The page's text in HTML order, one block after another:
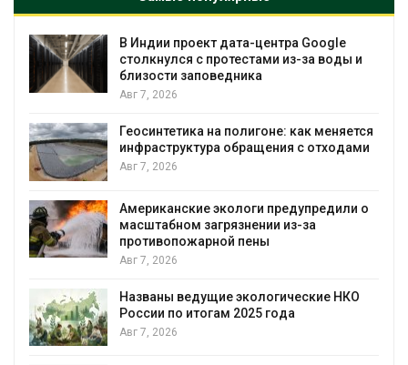
В Индии проект дата-центра Google
столкнулся с протестами из-за воды и
близости заповедника
Авг 7, 2026
Геосинтетика на полигоне: как меняется
инфраструктура обращения с отходами
Авг 7, 2026
Американские экологи предупредили о
масштабном загрязнении из-за
противопожарной пены
Авг 7, 2026
Названы ведущие экологические НКО
России по итогам 2025 года
Авг 7, 2026